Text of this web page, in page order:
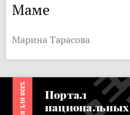
Маме
Марина Тарасова
Портал
национальных